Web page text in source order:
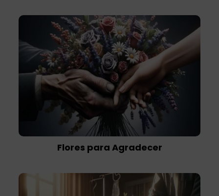
Flores para Agradecer